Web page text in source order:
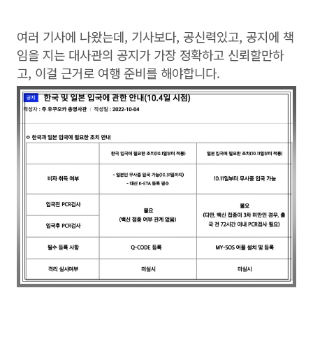
여러 기사에 나왔는데, 기사보다, 공신력있고, 공지에 책
임을 지는 대사관의 공지가 가장 정확하고 신뢰할만하
고, 이걸 근거로 여행 준비를 해야합니다.